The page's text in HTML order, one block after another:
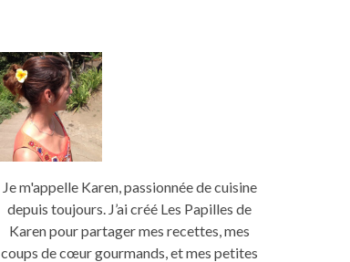
Je m'appelle Karen, passionnée de cuisine
depuis toujours. J’ai créé Les Papilles de
Karen pour partager mes recettes, mes
coups de cœur gourmands, et mes petites